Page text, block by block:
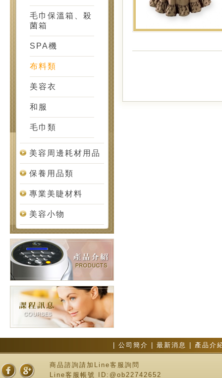
毛巾保溫箱、殺
菌箱
SPA機
布料類
美容衣
和服
毛巾類
美容周邊耗材用品
保養用品類
專業美睫材料
美容小物
公司簡介 最新消息 產品介
商品諮詢請加Line客服詢問
Line客服帳號 ID:@ob22742652